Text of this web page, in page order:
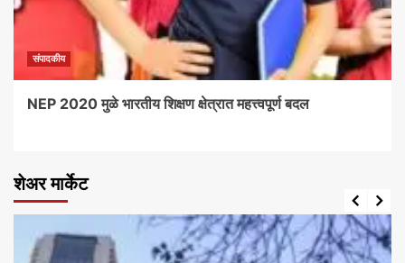
संपादकीय
NEP 2020 मुळे भारतीय शिक्षण क्षेत्रात महत्त्वपूर्ण बदल
शेअर मार्केट